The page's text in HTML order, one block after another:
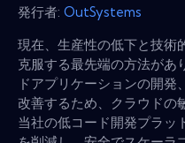
発行者: OutSystems
現在、生産性の低下と技術
克服する最先端の方法が
ドアプリケーションの開
改善するため、クラウドの
当社の低コード開発プラッ